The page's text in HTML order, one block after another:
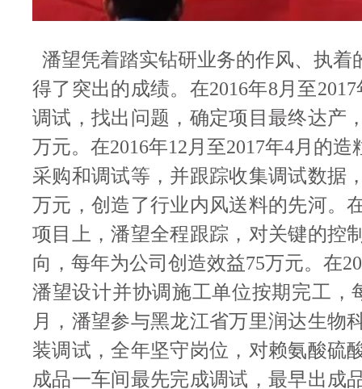
潘望凭着踏实钻研业务的作风、执
得了突出的成绩。在2016年8月至
调试，找出问题，确定项目最终达产
万元。在2016年12月至2017年4月的
采购和调试等，并跟踪收集调试数据
万元，创造了行业内风送料的先河。
项目上，潘望全程跟踪，对关键的控
向，每年为公司创造效益75万元。在
潘望设计并协调施工单位按期完工，
月，潘望参与黑龙江省万里润达生物
装调试，全年坚守岗位，对赖氨酸硫
成品一车间最先完成调试，最早出成